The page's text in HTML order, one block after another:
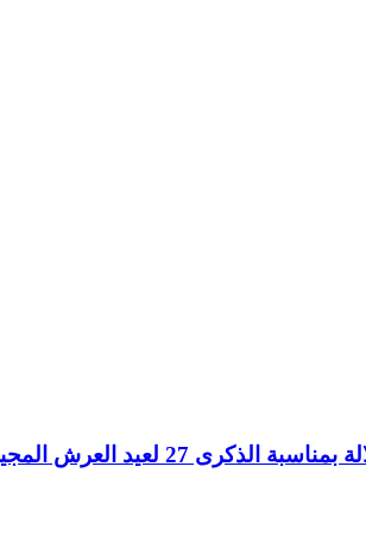
لعيد العرش المجيد.